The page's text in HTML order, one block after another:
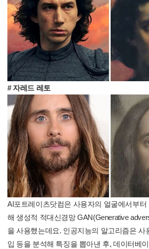
# 자레드 레토
AI포트레이츠닷컴은 사용자의 얼굴에서부터
해 생성적 적대신경망 GAN(Generative
을 사용했는데요. 인공지능의 알고리즘은 사
입 등을 분석해 특징을 뽑아낸 후, 데이터베